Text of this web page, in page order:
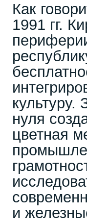
Как
1991 гг.
культуру.
нуля
цветная
и